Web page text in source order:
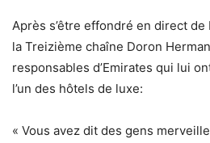
Après s’être effondré en direct
la Treizième chaîne Doron
responsables d’Emirates qui lui
l’un des hôtels de luxe:
« Vous avez dit des gens